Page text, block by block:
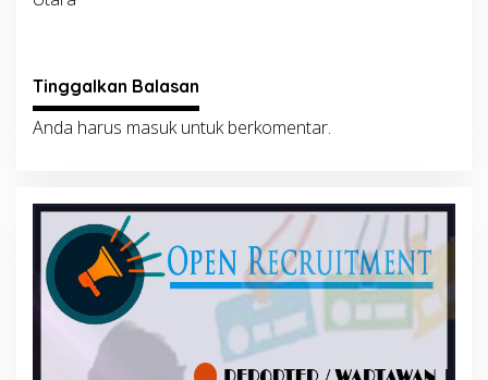
Tinggalkan Balasan
Anda harus masukuntuk berkomentar.